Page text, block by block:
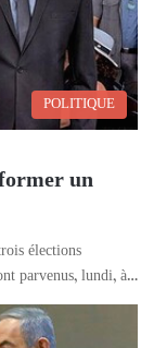
POLITIQUE
un
élections
parvenus, lundi, à…